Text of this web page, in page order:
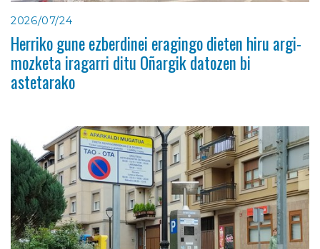
2026/07/24
Herriko gune ezberdinei eragingo dieten hiru argi-
mozketa iragarri ditu Oñargik datozen bi
astetarako